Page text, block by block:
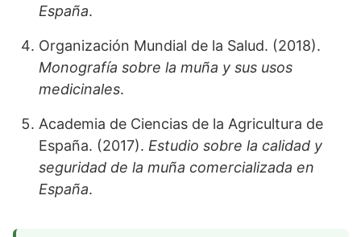
España.
Organización Mundial de la Salud. (2018).
Monografía sobre la muña y sus usos
medicinales.
Academia de Ciencias de la Agricultura de
España. (2017). Estudio sobre la calidad y
seguridad de la muña comercializada en
España.